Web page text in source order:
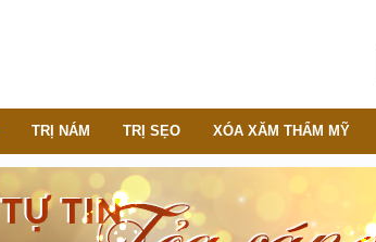
TRỊ NÁM TRỊ SẸO XÓA XĂM THẨM MỸ